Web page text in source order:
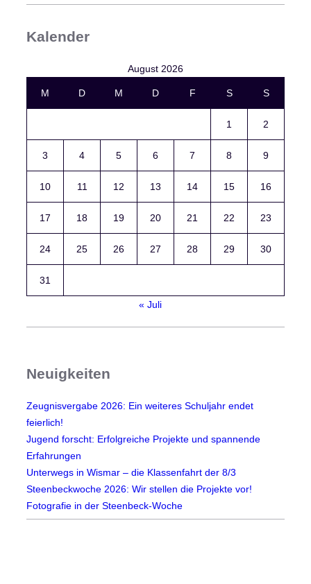
Kalender
August 2026
M D M D F S S
1 2
3 4 5 6 7 8 9
10 11 12 13 14 15 16
17 18 19 20 21 22 23
24 25 26 27 28 29 30
31
« Juli
Neuigkeiten
Zeugnisvergabe 2026: Ein weiteres Schuljahr endet
feierlich!
Jugend forscht: Erfolgreiche Projekte und spannende
Erfahrungen
Unterwegs in Wismar – die Klassenfahrt der 8/3
Steenbeckwoche 2026: Wir stellen die Projekte vor!
Fotografie in der Steenbeck-Woche